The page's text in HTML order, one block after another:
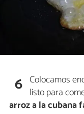
6 Colocamos
listo para
arroz a la cubana